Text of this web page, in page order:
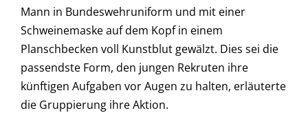
Mann in Bundeswehruniform und mit einer
Schweinemaske auf dem Kopf in einem
Planschbecken voll Kunstblut gewälzt. Dies sei die
passendste Form, den jungen Rekruten ihre
künftigen Aufgaben vor Augen zu halten, erläuterte
die Gruppierung ihre Aktion.